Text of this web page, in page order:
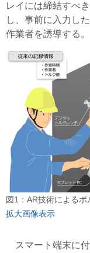
レイには締結すべ
し、事前に入力し
作業者を誘導する。
図1：AR技術によるボ
拡大画像表示
スマート端末に付